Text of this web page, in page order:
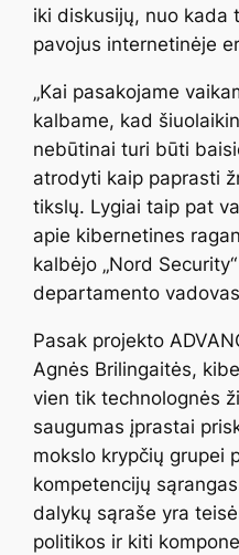
iki diskusijų, nuo kada
pavojus internetinėje
„Kai pasakojame
kalbame, kad
nebūtinai turi būti
atrodyti kaip paprasti
tikslų. Lygiai taip pat
apie kibernetines
kalbėjo „Nord
departamento
Pasak projekto
Agnės Brilingaitės,
vien tik technolognės
saugumas įprastai
mokslo krypčių grupei
kompetencijų
dalykų sąraše yra
politikos ir kiti